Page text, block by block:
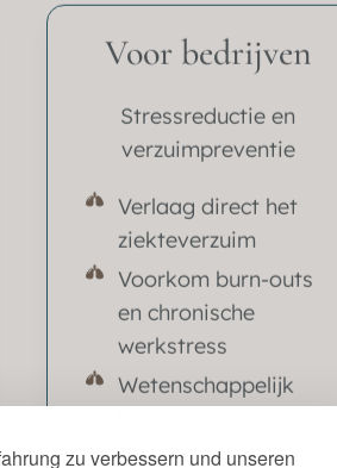
zu verbessern und unseren
Voor bedrijven
Stressreductie en
verzuimpreventie
Verlaag direct het
ziekteverzuim
Voorkom burn-outs
en chronische
werkstress
Wetenschappelijk
bewezen
ademtechniek